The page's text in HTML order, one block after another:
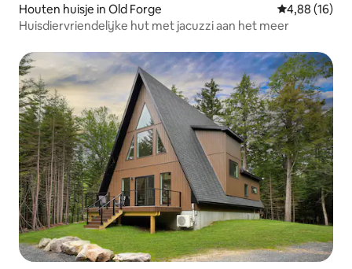
Houten huisje in Old Forge Gemiddelde
4,88 (16)
Huisdiervriendelijke hut met jacuzzi aan het meer